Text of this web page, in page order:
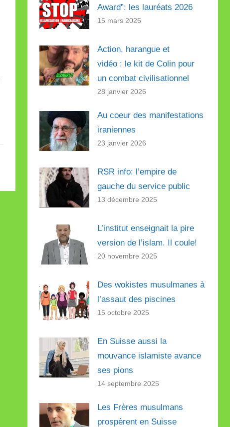
Award”: les lauréats 2026
15 mars 2026
Action, harangue et
vidéo : le kit de Colin pour
un combat civilisationnel
28 janvier 2026
Au coeur des manifestations
iraniennes
23 janvier 2026
RSR info: l’empire de
gauche du service public
13 décembre 2025
L’institut enseignait la pire
version de l’islam. Il coule!
20 novembre 2025
Des wokistes musulmanes à
l’assaut des piscines
15 octobre 2025
En Suisse aussi la
mouvance islamiste avance
ses pions
14 septembre 2025
Les Frères musulmans
prospèrent en Suisse